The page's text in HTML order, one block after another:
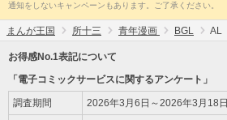
通知をしないキャンペーンもあります。ご了承ください。
まんが王国 所十三 青年漫画 BGL AL
お得感No.1表記について
「電子コミックサービスに関するアンケート」
調査期間 2026年3月6日～2026年3月18日